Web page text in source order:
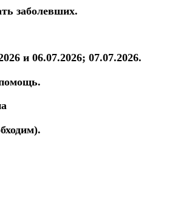
заболевших.
и 06.07.2026; 07.07.2026.